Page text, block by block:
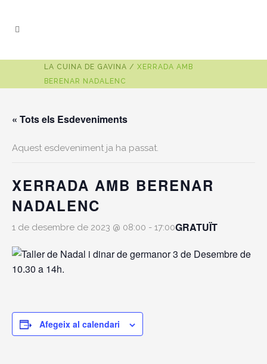
LA CUINA DE GAVINA / XERRADA AMB
BERENAR NADALENC
« Tots els Esdeveniments
Aquest esdeveniment ja ha passat.
XERRADA AMB BERENAR
NADALENC
1 de desembre de 2023 @ 08:00 - 17:00GRATUÏT
Afegeix al calendari